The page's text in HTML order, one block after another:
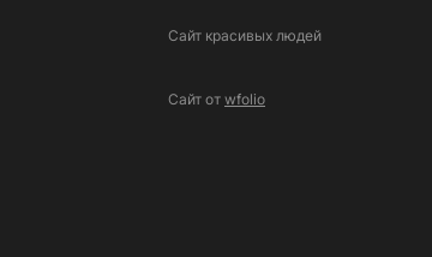
Сайт красивых людей
Сайт от wfolio